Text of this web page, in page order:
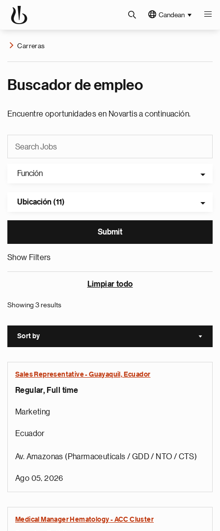
Candean
Carreras
Buscador de empleo
Encuentre oportunidades en Novartis a continuación.
Función
Ubicación (11)
Show Filters
Limpiar todo
Showing 3 results
Sort by Sort
Sales Representative - Guayaquil, Ecuador
Regular, Full time
Marketing
Ecuador
Av. Amazonas (Pharmaceuticals / GDD / NTO / CTS)
Ago 05, 2026
Medical Manager Hematology - ACC Cluster